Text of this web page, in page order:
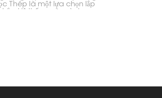
Thép là một lựa chọn lắp